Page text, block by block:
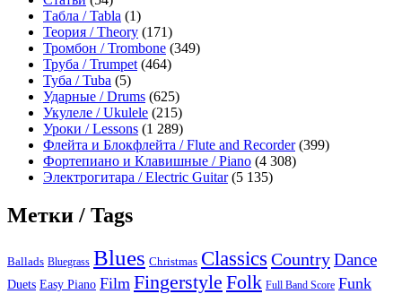
Табла / Tabla (1)
Теория / Theory (171)
Тромбон / Trombone (349)
Труба / Trumpet (464)
Туба / Tuba (5)
Ударные / Drums (625)
Укулеле / Ukulele (215)
Уроки / Lessons (1 289)
Флейта и Блокфлейта / Flute and Recorder(399)
Фортепиано и Клавишные / Piano (4 308)
Электрогитара / Electric Guitar(5 135)
Метки / Tags
Ballads Bluegrass Blues Christmas Classics CountryDance
Duets Easy Piano Film Fingerstyle Folk Full Band Score Funk